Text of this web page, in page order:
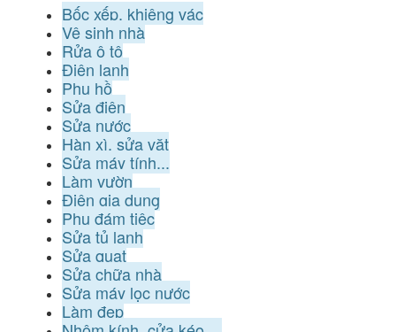
Bốc xếp, khiêng vác
Vệ sinh nhà
Rửa ô tô
Điện lạnh
Phụ hồ
Sửa điện
Sửa nước
Hàn xì, sửa vặt
Sửa máy tính...
Làm vườn
Điện gia dụng
Phụ đám tiệc
Sửa tủ lạnh
Sửa quạt
Sửa chữa nhà
Sửa máy lọc nước
Làm đẹp